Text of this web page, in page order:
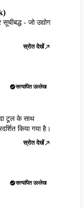
- जो उद्योग
स्रोत देखें
सत्यापित उल्लेख
टूल के साथ
किया गया है।
स्रोत देखें
सत्यापित उल्लेख